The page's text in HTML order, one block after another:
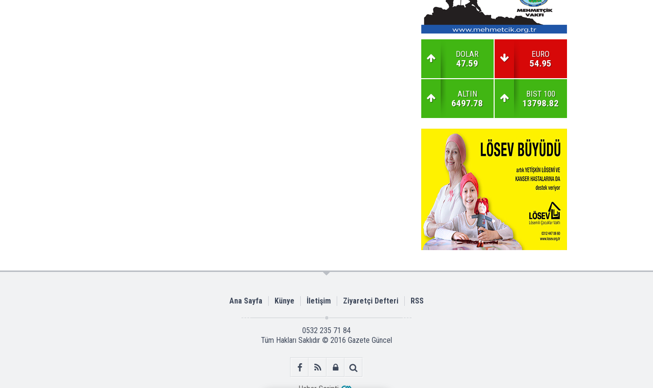
DOLAR
47.59
EURO
54.95
ALTIN
6497.78
BIST 100
13798.82
Ana Sayfa Künye İletişim Ziyaretçi Defteri RSS
0532 235 71 84
Tüm Hakları Saklıdır © 2016 Gazete Güncel